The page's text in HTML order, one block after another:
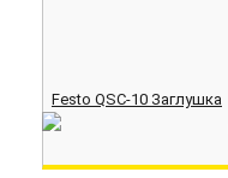
Festo QSC-10 Заглушка